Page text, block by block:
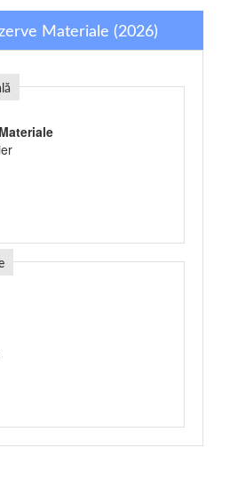
Materiale (2026)